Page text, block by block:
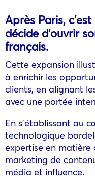
Après Paris,
décide d’ouvrir
français.
Cette expansion
à enrichir les
clients, en alignant
avec une portée
En s’établissant au
technologique
expertise en
marketing de
média et influence.